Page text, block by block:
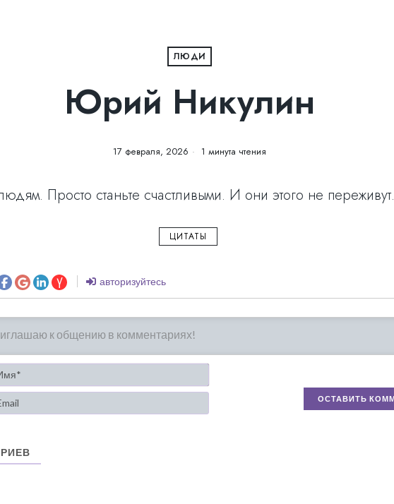
ЛЮДИ
Юрий Никулин
17 февраля, 2026 1 минута чтения
Просто станьте счастливыми. И они этого не переживут.
ЦИТАТЫ
авторизуйтесь
Имя*
Email